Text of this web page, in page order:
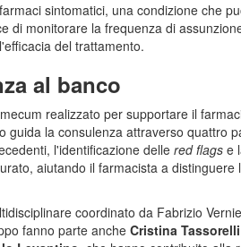
sintomatici, una condizione che
di monitorare la frequenza di
del trattamento.
al banco
realizzato per supportare il
la consulenza attraverso quattro
l'identificazione delle red flags e
aiutando il farmacista a distinguere
coordinato da Fabrizio
fanno parte anche Cristina Tassorelli